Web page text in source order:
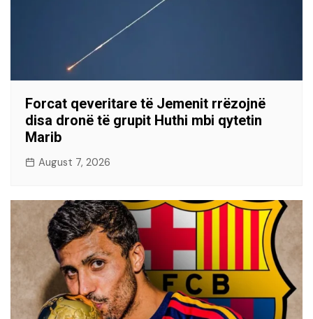
Forcat qeveritare të Jemenit rrëzojnë
disa dronë të grupit Huthi mbi qytetin
Marib
August 7, 2026